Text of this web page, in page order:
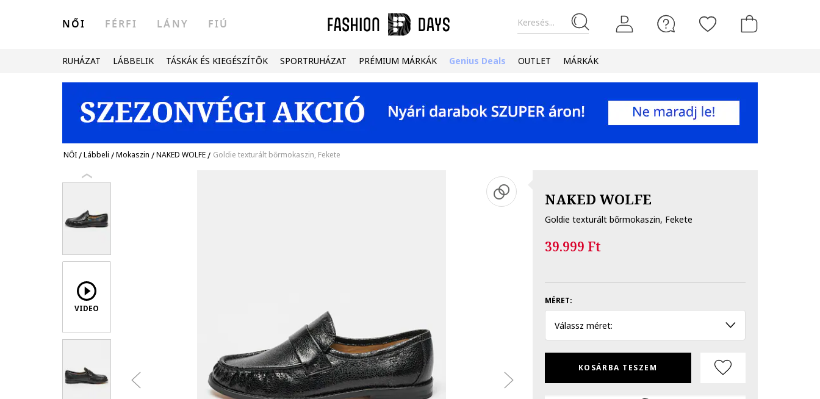
Keresés...
NŐI FÉRFI LÁNY FIÚ
RUHÁZAT LÁBBELIK TÁSKÁK ÉS KIEGÉSZÍTŐK SPORTRUHÁZAT PRÉMIUM MÁRKÁK Genius Deals OUTLET MÁRKÁK
NŐI/Lábbeli /Mokaszin /NAKED WOLFE/ Goldie texturált bőrmokaszin, Fekete
VIDEO
NAKED WOLFE
Goldie texturált bőrmokaszin, Fekete
39.999 Ft
MÉRET:
Válassz méret:
KOSÁRBA TESZEM